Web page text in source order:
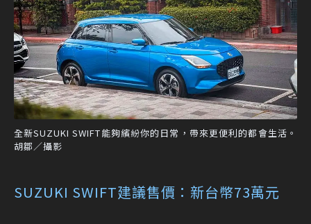
全新SUZUKI SWIFT能夠繽紛你的日常，帶來更便利的都會生活。
胡鄒／攝影
SUZUKI SWIFT建議售價：新台幣73萬元